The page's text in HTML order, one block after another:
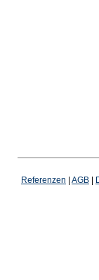
Referenzen AGB